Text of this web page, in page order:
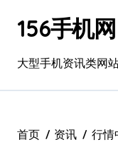
156手机网
大型手机资讯类网
首页 资讯 行情